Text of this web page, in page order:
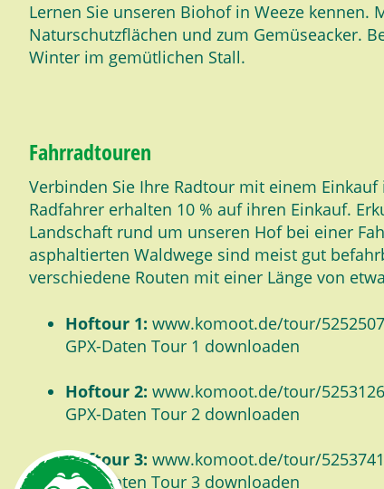
Lernen Sie unseren Biohof in Weeze kennen.
Naturschutzflächen und zum Gemüseacker.
Winter im gemütlichen Stall.
Fahrradtouren
Verbinden Sie Ihre Radtour mit einem
Radfahrer erhalten 10 % auf ihren Einkauf.
Landschaft rund um unseren Hof bei einer
asphaltierten Waldwege sind meist gut
verschiedene Routen mit einer Länge von
Hoftour 1: www.komoot.de/tour/
GPX-Daten Tour 1 downloaden
Hoftour 2: www.komoot.de/tour/
GPX-Daten Tour 2 downloaden
Hoftour 3: www.komoot.de/tour/
GPX-Daten Tour 3 downloaden